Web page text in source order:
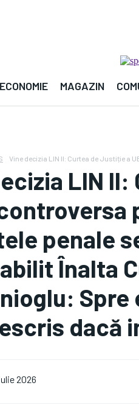
ECONOMIE MAGAZIN
Vine decizia LIN II: Curtea de Justiție a
LIN II:
penale
Înalta
dacă
2026